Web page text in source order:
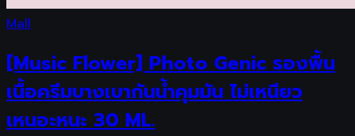
Mall
[Music Flower] Photo Genic รองพื้น
เนื้อครีมบางเบากันน้ำคุมมัน ไม่เหนียว
เหนอะหนะ 30 ML.